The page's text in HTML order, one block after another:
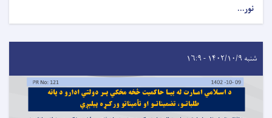
نور...
شنبه ۱۴۰۲/۱۰/۹ - ۱۶:۹